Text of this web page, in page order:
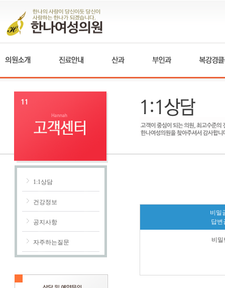
1:1상담
건강정보
공지사항
자주하는질문
비밀
답변
비